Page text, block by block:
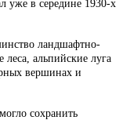
уже в середине 1930-х
ландшафтно-
альпийские луга
вершинах и
сохранить